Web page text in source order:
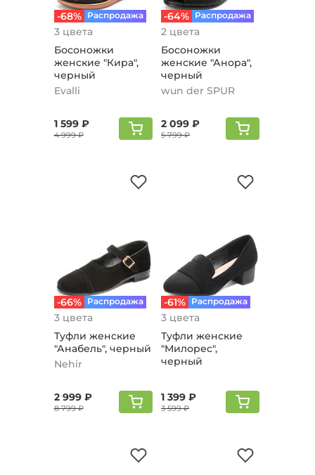
-68% Распродажа
3 цвета
Босоножки
женские "Кира",
черный
Evalli
1 599 ₽
4 999 ₽
-64% Распродажа
2 цвета
Босоножки
женские "Анора",
черный
wun der SPUR
2 099 ₽
5 799 ₽
-66% Распродажа
3 цвета
Туфли женские
"Анабель", черный
Nehir
2 999 ₽
8 799 ₽
-61% Распродажа
3 цвета
Туфли женские
"Милорес",
черный
1 399 ₽
3 599 ₽